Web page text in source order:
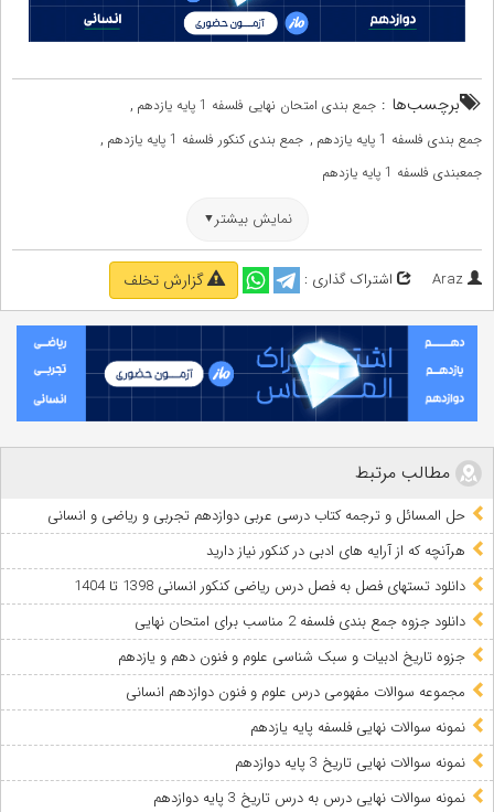
برچسب‌ها : جمع بندی امتحان نهایی فلسفه 1 پایه یازدهم ,
جمع بندی فلسفه 1 پایه یازدهم , جمع بندی کنکور فلسفه 1 پایه یازدهم ,
جمعبندی فلسفه 1 پایه یازدهم
نمایش بیشتر
Araz اشتراک گذاری : گزارش تخلف
مطالب مرتبط
حل المسائل و ترجمه کتاب درسی عربی دوازدهم تجربی و ریاضی و انسانی
هرآنچه که از آرایه های ادبی در کنکور نیاز دارید
دانلود تستهای فصل به فصل درس ریاضی کنکور انسانی 1398 تا 1404
دانلود جزوه جمع بندی فلسفه 2 مناسب برای امتحان نهایی
جزوه تاریخ ادبیات و سبک شناسی علوم و فنون دهم و یازدهم
مجموعه سوالات مفهومی درس علوم و فنون دوازدهم انسانی
نمونه سوالات نهایی فلسفه پایه یازدهم
نمونه سوالات نهایی تاریخ 3 پایه دوازدهم
نمونه سوالات نهایی درس به درس تاریخ 3 پایه دوازدهم